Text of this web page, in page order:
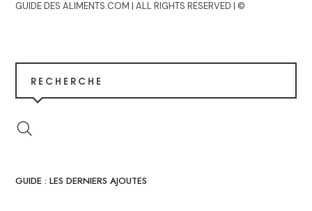
GUIDE DES ALIMENTS.COM | ALL RIGHTS RESERVED | ©
RECHERCHE
GUIDE : LES DERNIERS AJOUTES